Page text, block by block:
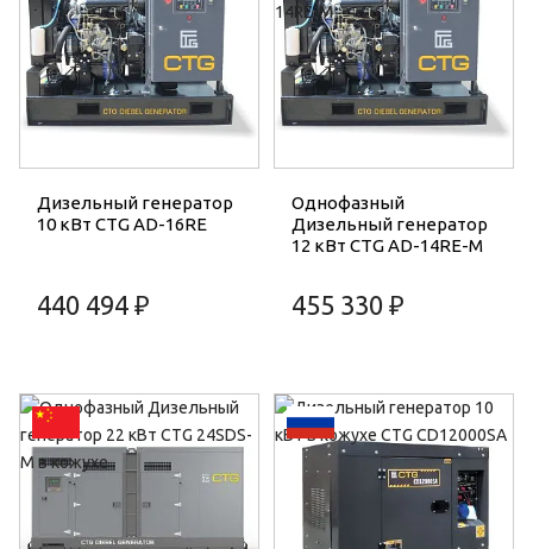
Дизельный генератор
10 кВт CTG AD-16RE
440 494 ₽
Однофазный
Дизельный генератор
12 кВт CTG AD-14RE-M
455 330 ₽